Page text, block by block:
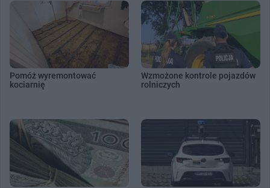
Pomóż wyremontować
kociarnię
Wzmożone kontrole pojazdów
rolniczych